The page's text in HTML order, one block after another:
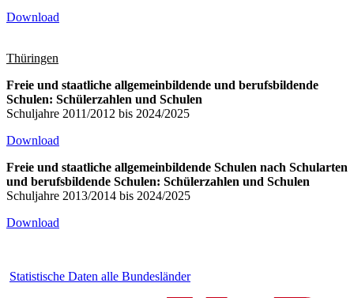
Download
Thüringen
Freie und staatliche allgemeinbildende und berufsbildende
Schulen: Schülerzahlen und Schulen
Schuljahre 2011/2012 bis 2024/2025
Download
Freie und staatliche allgemeinbildende Schulen nach Schularten
und berufsbildende Schulen: Schülerzahlen und Schulen
Schuljahre 2013/2014 bis 2024/2025
Download
Statistische Daten alle Bundesländer